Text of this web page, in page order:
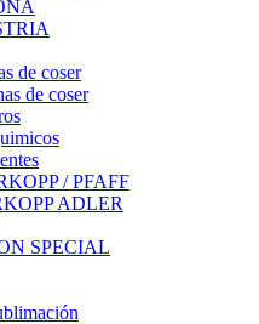
de coser
de coser
/ PFAFF
ADLER
SPECIAL